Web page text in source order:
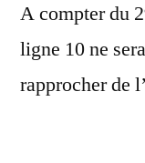
A compter du
ligne 10 ne
rapprocher de